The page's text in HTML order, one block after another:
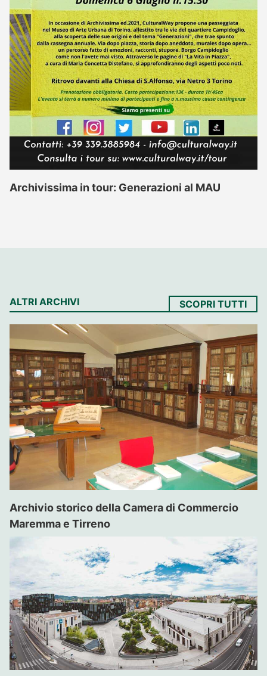
Archivissima in tour: Generazioni al MAU
ALTRI ARCHIVI SCOPRI TUTTI
Archivio storico della Camera di Commercio
Maremma e Tirreno